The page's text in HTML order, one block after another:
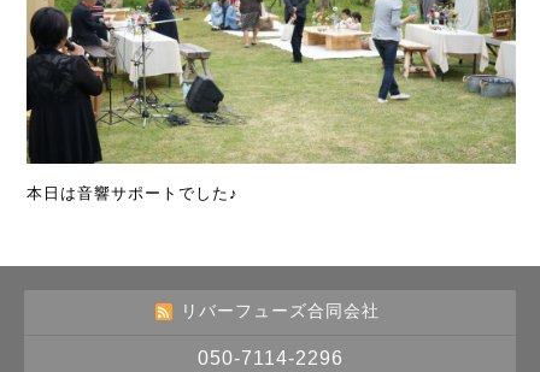
本日は音響サポートでした♪
リバーフューズ合同会社
050-7114-2296